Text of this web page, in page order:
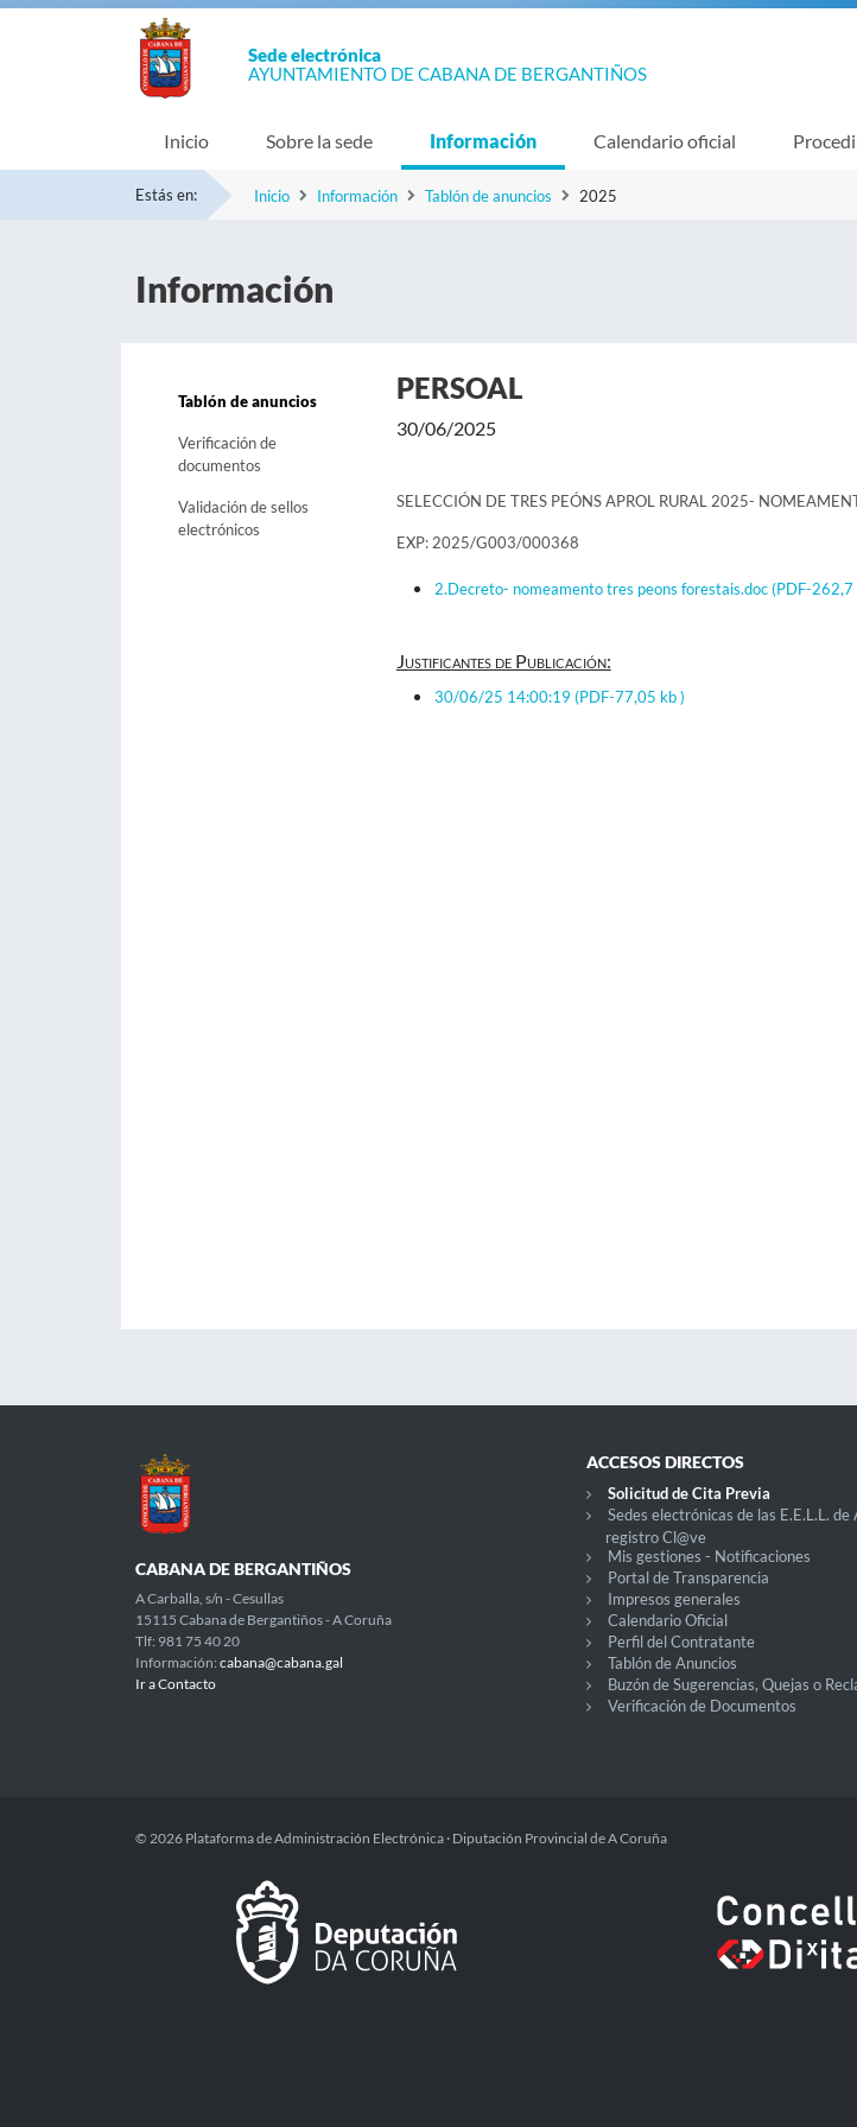
Sede electrónica
AYUNTAMIENTO DE CABANA DE BERGANTIÑOS
Inicio Sobre la sede Información Calendario oficial
Estás en: Inicio Información Tablón de anuncios 2025
Información
Tablón de anuncios
Verificación de
documentos
Validación de sellos
electrónicos
PERSOAL
30/06/2025
SELECCIÓN DE TRES PEÓNS APROL RURAL 2025-
EXP: 2025/G003/000368
2.Decreto- nomeamento tres peons forestais.doc(PDF-262,7
Justificantes de Publicación:
30/06/25 14:00:19 (PDF-77,05 kb )
CABANA DE BERGANTIÑOS
A Carballa, s/n - Cesullas
15115 Cabana de Bergantiños - A Coruña
Tlf: 981 75 40 20
Información: cabana@cabana.gal
Ir a Contacto
ACCESOS DIRECTOS
Solicitud de Cita Previa
Sedes electrónicas de las E.E.L.L.
registro Cl@ve
Mis gestiones - Notificaciones
Portal de Transparencia
Impresos generales
Calendario Oficial
Perfil del Contratante
Tablón de Anuncios
Buzón de Sugerencias, Quejas o
Verificación de Documentos
© 2026 Plataforma de Administración Electrónica · Diputación Provincial de A Coruña